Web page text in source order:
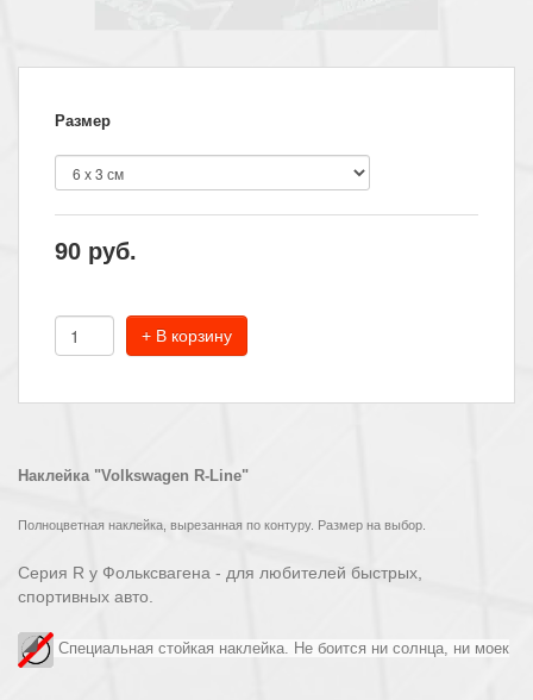
Размер
90 руб.
+ В корзину
Наклейка "Volkswagen R-Line"
Полноцветная наклейка, вырезанная по контуру. Размер на выбор.
Серия R у Фольксвагена - для любителей быстрых,
спортивных авто.
Специальная стойкая наклейка. Не боится ни солнца, ни моек